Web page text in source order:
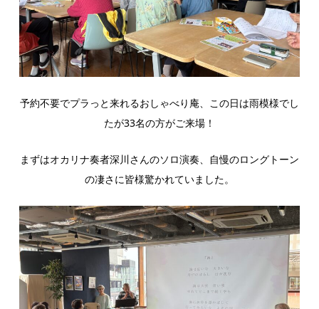
予約不要でプラっと来れるおしゃべり庵、この日は雨模様でし
たが33名の方がご来場！
まずはオカリナ奏者深川さんのソロ演奏、自慢のロングトーン
の凄さに皆様驚かれていました。